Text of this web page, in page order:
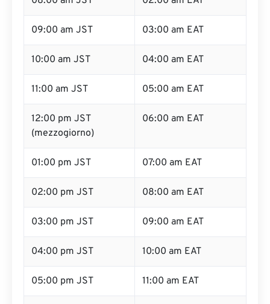
09:00 am JST 03:00 am EAT
10:00 am JST 04:00 am EAT
11:00 am JST 05:00 am EAT
12:00 pm JST
(mezzogiorno)
06:00 am EAT
01:00 pm JST 07:00 am EAT
02:00 pm JST 08:00 am EAT
03:00 pm JST 09:00 am EAT
04:00 pm JST 10:00 am EAT
05:00 pm JST 11:00 am EAT